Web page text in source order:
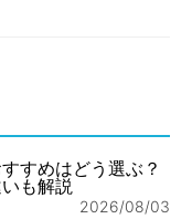
すめはどう選ぶ？
も解説
2026/08/03